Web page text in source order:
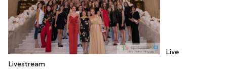
Live
Livestream